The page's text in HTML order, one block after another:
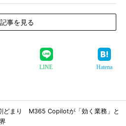
記事を見る
LINE Hatena
どまり M365 Copilotが「効く業務」と